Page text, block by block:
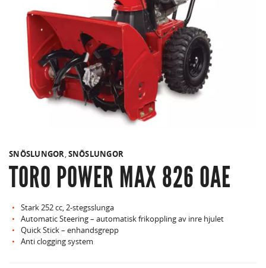
SNÖSLUNGOR,SNÖSLUNGOR
TORO POWER MAX 826 OAE
Stark 252 cc, 2-stegsslunga
Automatic Steering – automatisk frikoppling av inre hjulet
Quick Stick – enhandsgrepp
Anti clogging system